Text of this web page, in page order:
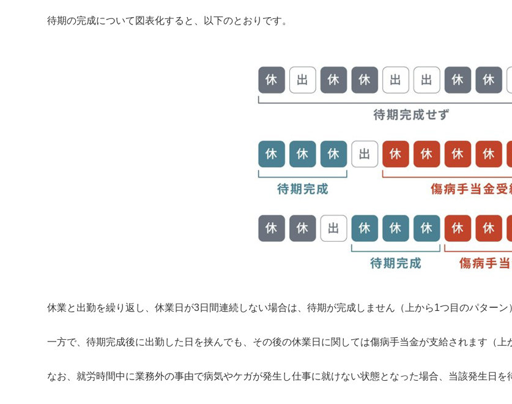
待期の完成について図表化すると、以下のとおりです。
休業と出勤を繰り返し、休業日が3日間連続しない場合は、待期が完成しません（上から1つ目のパターン
一方で、待期完成後に出勤した日を挟んでも、その後の休業日に関しては傷病手当金が支給されます（上
なお、就労時間中に業務外の事由で病気やケガが発生し仕事に就けない状態となった場合、当該発生日を